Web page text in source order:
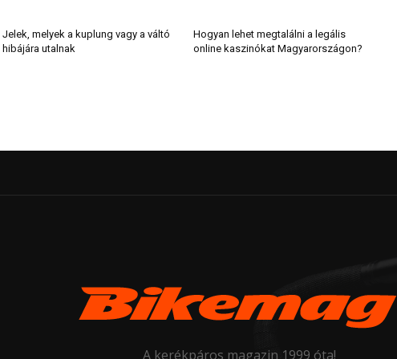
Jelek, melyek a kuplung vagy a váltó
hibájára utalnak
Hogyan lehet megtalálni a legális
online kaszinókat Magyarországon?
A kerékpáros magazin 1999 óta!